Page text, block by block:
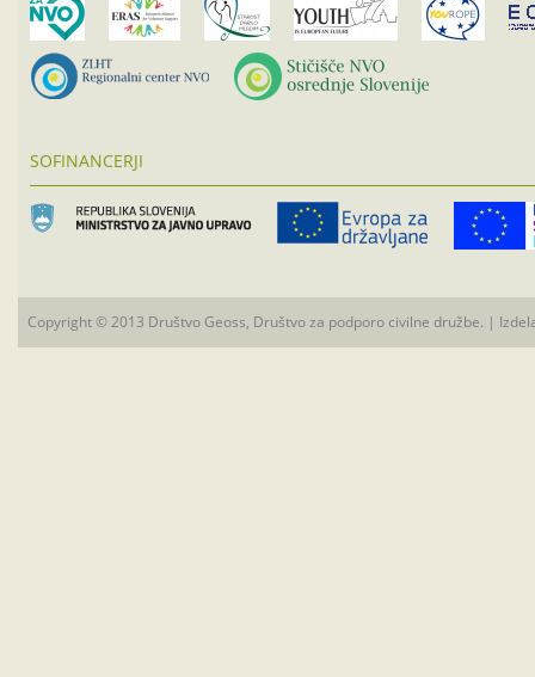
SOFINANCERJI
Copyright © 2013 Društvo Geoss, Društvo za podporo civilne družbe. |